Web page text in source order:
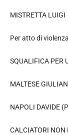
Per atto di
SQUALIFICA PER
MALTESE
NAPOLI DAVIDE
CALCIATORI NON